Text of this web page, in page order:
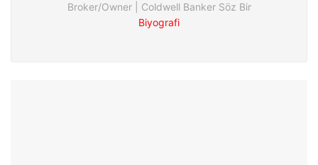
Broker/Owner | Coldwell Banker Söz Bir
Biyografi